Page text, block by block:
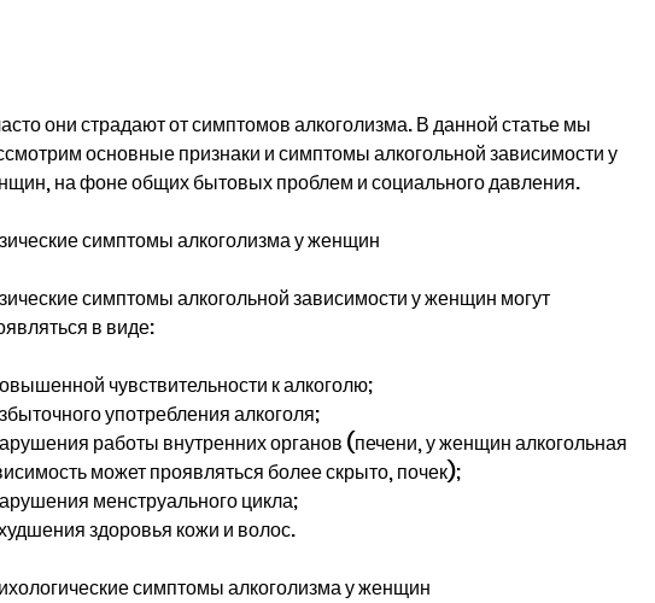
основные признаки и симптомы алкогольной зависимости у
на фоне общих бытовых проблем и социального давления.
симптомы алкоголизма у женщин
симптомы алкогольной зависимости у женщин могут
в виде:
чувствительности к алкоголю;
употребления алкоголя;
работы внутренних органов (печени, у женщин алкогольная
может проявляться более скрыто, почек);
менструального цикла;
здоровья кожи и волос.
симптомы алкоголизма у женщин